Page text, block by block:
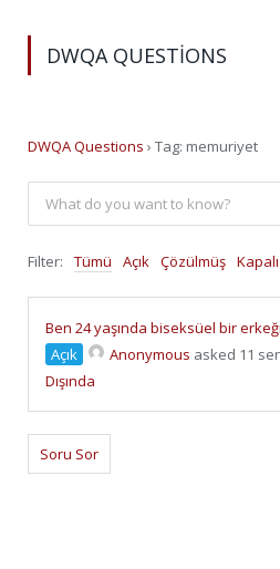
DWQA QUESTIONS
DWQA Questions › Tag: memuriyet
Filter: Tümü Açık Çözülmüş Kapalı
Ben 24 yaşında biseksüel bir
Açık
Anonymous asked 11
Dışında
Soru Sor